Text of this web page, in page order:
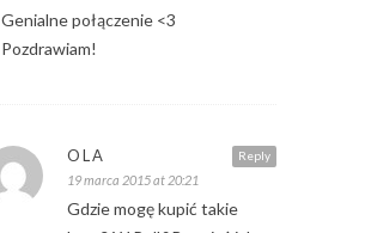
Genialne połączenie <3
Pozdrawiam!
Reply
OLA
19 marca 2015 at 20:21
Gdzie mogę kupić takie